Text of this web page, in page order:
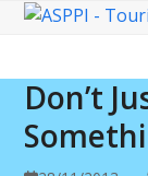
SkipOpen
menu
Close
menu
Don’t